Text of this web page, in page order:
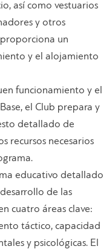
así como vestuarios
y otros
un
y el alojamiento
funcionamiento y el
el Club prepara y
detallado de
recursos necesarios
educativo detallado
de las
cuatro áreas clave:
táctico, capacidad
y psicológicas. El